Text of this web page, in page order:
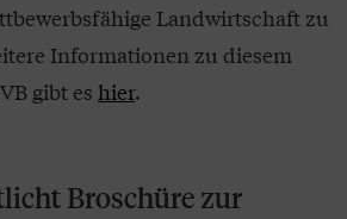
Landwirtschaft zu
Informationen zu diesem
gibt eshier.
Broschüre zur